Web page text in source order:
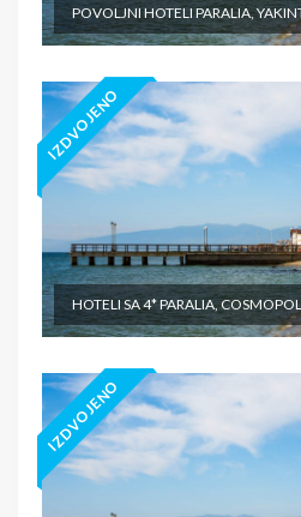
POVOLJNI HOTELI PARALIA,
IZDVOJENO
HOTELI SA 4* PARALIA,
IZDVOJENO